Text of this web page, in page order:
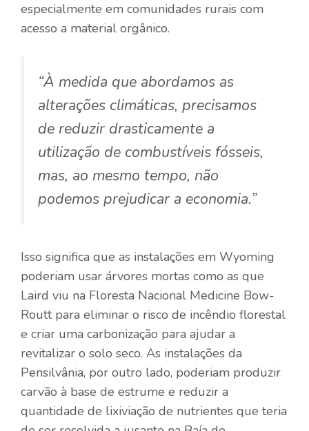
especialmente em comunidades rurais com
acesso a material orgânico.
“À medida que abordamos as
alterações climáticas, precisamos
de reduzir drasticamente a
utilização de combustíveis fósseis,
mas, ao mesmo tempo, não
podemos prejudicar a economia.”
Isso significa que as instalações em Wyoming
poderiam usar árvores mortas como as que
Laird viu na Floresta Nacional Medicine Bow-
Routt para eliminar o risco de incêndio florestal
e criar uma carbonização para ajudar a
revitalizar o solo seco. As instalações da
Pensilvânia, por outro lado, poderiam produzir
carvão à base de estrume e reduzir a
quantidade de lixiviação de nutrientes que teria